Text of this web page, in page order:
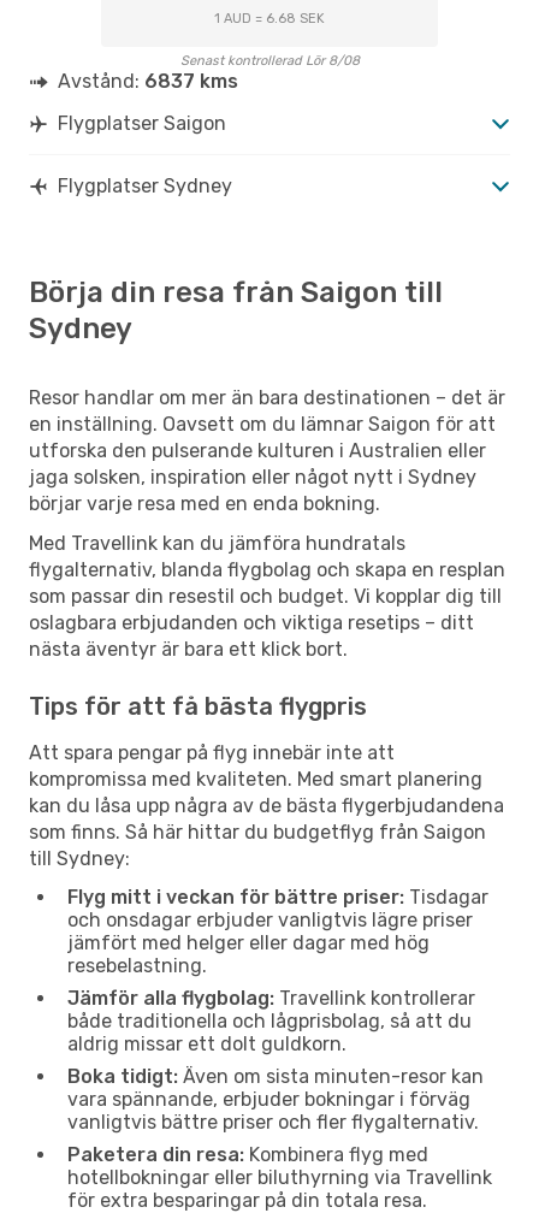
1 AUD = 6.68 SEK
Senast kontrollerad Lör 8/08
Avstånd: 6837 kms
Flygplatser Saigon
Flygplatser Sydney
Börja din resa från Saigon till
Sydney
Resor handlar om mer än bara destinationen – det är
en inställning. Oavsett om du lämnar Saigon för att
utforska den pulserande kulturen i Australien eller
jaga solsken, inspiration eller något nytt i Sydney
börjar varje resa med en enda bokning.
Med Travellink kan du jämföra hundratals
flygalternativ, blanda flygbolag och skapa en resplan
som passar din resestil och budget. Vi kopplar dig till
oslagbara erbjudanden och viktiga resetips – ditt
nästa äventyr är bara ett klick bort.
Tips för att få bästa flygpris
Att spara pengar på flyg innebär inte att
kompromissa med kvaliteten. Med smart planering
kan du låsa upp några av de bästa flygerbjudandena
som finns. Så här hittar du budgetflyg från Saigon
till Sydney:
Flyg mitt i veckan för bättre priser: Tisdagar
och onsdagar erbjuder vanligtvis lägre priser
jämfört med helger eller dagar med hög
resebelastning.
Jämför alla flygbolag: Travellink kontrollerar
både traditionella och lågprisbolag, så att du
aldrig missar ett dolt guldkorn.
Boka tidigt: Även om sista minuten-resor kan
vara spännande, erbjuder bokningar i förväg
vanligtvis bättre priser och fler flygalternativ.
Paketera din resa: Kombinera flyg med
hotellbokningar eller biluthyrning via Travellink
för extra besparingar på din totala resa.